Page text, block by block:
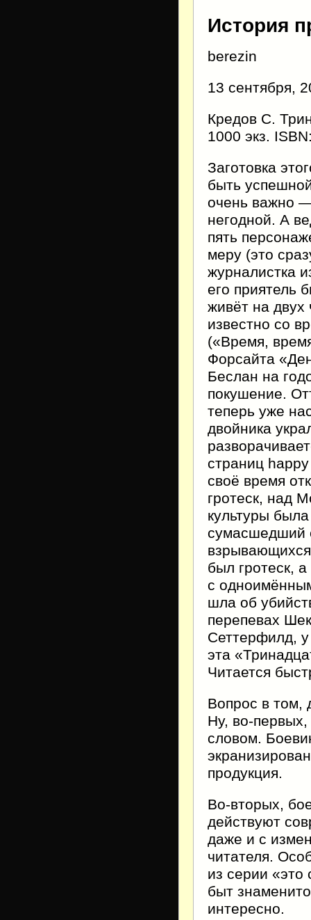
История
berezin
13 сентября,
Кредов С.
1000 экз.
Заготовка
быть
очень важно
негодной. А
пять
меру (это
журналистка
его приятель
живёт на двух
известно со
(«Время,
Форсайта
Беслан на
покушение.
теперь уже
двойника
страниц
своё время
гротеск, над
культуры
сумасшедший
был гротеск,
с
шла об
перепевах
Сеттерфилд,
эта
Читается
Вопрос в том,
Ну, во-
словом.
продукция.
Во-вторых,
действуют
даже и с
читателя.
из серии «это
быт
интересно.